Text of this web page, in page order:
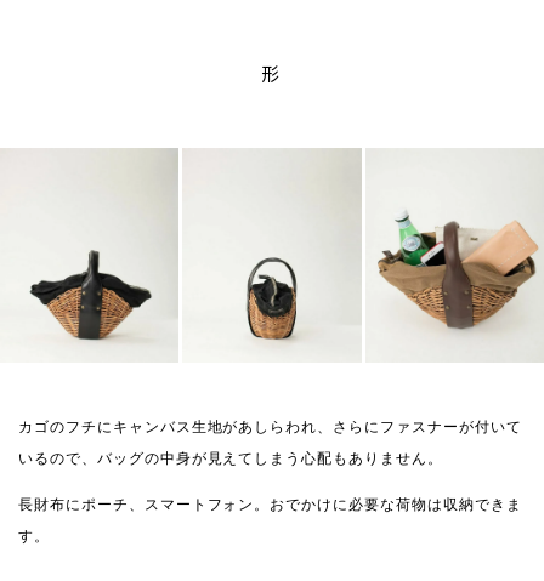
形
カゴのフチにキャンバス生地があしらわれ、さらにファスナーが付いて
いるので、バッグの中身が見えてしまう心配もありません。
長財布にポーチ、スマートフォン。おでかけに必要な荷物は収納できま
す。